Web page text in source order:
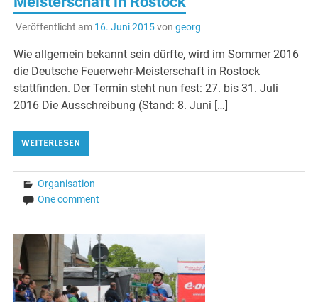
Veröffentlicht am 16. Juni 2015von georg
Wie allgemein bekannt sein dürfte, wird im Sommer 2016
die Deutsche Feuerwehr-Meisterschaft in Rostock
stattfinden. Der Termin steht nun fest: 27. bis 31. Juli
2016 Die Ausschreibung (Stand: 8. Juni […]
WEITERLESEN
Organisation
One comment